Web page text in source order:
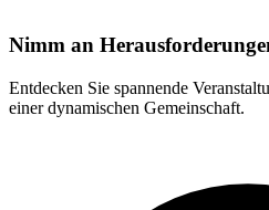
Nimm an
Entdecken Sie spannende
einer dynamischen Gemeinschaft.